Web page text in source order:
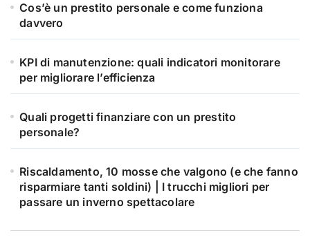
Cos’è un prestito personale e come funziona
davvero
KPI di manutenzione: quali indicatori monitorare
per migliorare l’efficienza
Quali progetti finanziare con un prestito
personale?
Riscaldamento, 10 mosse che valgono (e che fanno
risparmiare tanti soldini) | I trucchi migliori per
passare un inverno spettacolare